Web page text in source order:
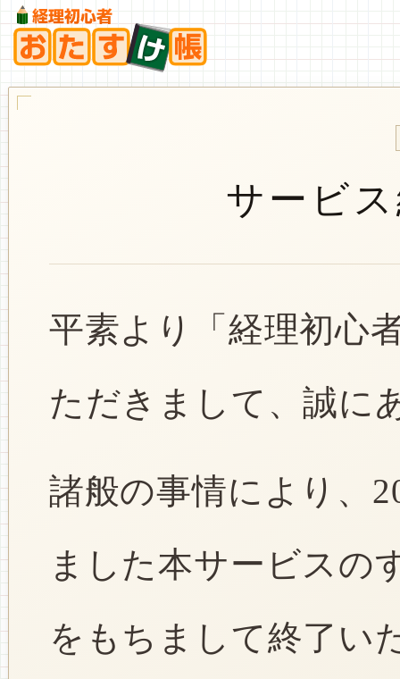
サービ
平素より「経理初心
ただきまして、誠に
諸般の事情により、
ました本サービスの
をもちまして終了い